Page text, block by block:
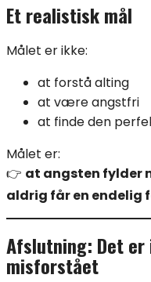
Et realistisk mål
Målet er ikke:
at forstå alting
at være angstfri
at finde den
Målet er:
👉 at angsten fylder
aldrig får en endelig
Afslutning: Det
misforstået